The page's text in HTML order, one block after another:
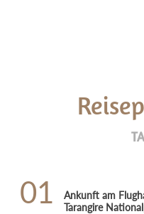
01
Ankunft am
Tarangire